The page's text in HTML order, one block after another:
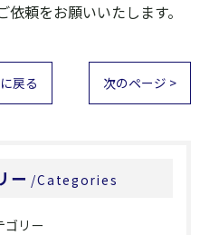
頼をお願いいたします。
戻る 次のページ >
ー Categories
ゴリー